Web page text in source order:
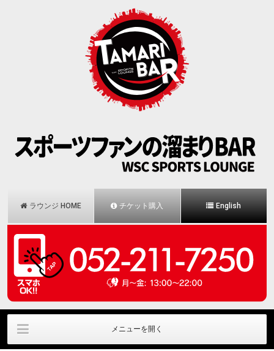
ラウンジ HOME チケット購入 English
メニューを開く